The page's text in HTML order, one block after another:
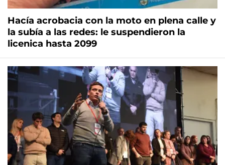
Hacía acrobacia con la moto en plena calle y
la subía a las redes: le suspendieron la
licenica hasta 2099